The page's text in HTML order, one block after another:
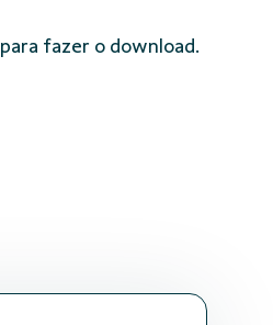
fazer o download.